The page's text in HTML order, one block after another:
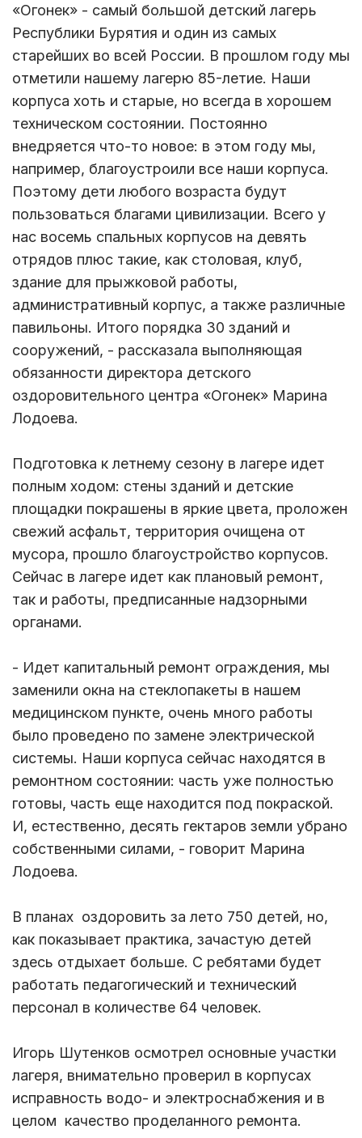
«Огонек» - самый большой детский лагерь
Республики Бурятия и один из самых
старейших во всей России. В прошлом году мы
отметили нашему лагерю 85-летие. Наши
корпуса хоть и старые, но всегда в хорошем
техническом состоянии. Постоянно
внедряется что-то новое: в этом году мы,
например, благоустроили все наши корпуса.
Поэтому дети любого возраста будут
пользоваться благами цивилизации. Всего у
нас восемь спальных корпусов на девять
отрядов плюс такие, как столовая, клуб,
здание для прыжковой работы,
административный корпус, а также различные
павильоны. Итого порядка 30 зданий и
сооружений, - рассказала выполняющая
обязанности директора детского
оздоровительного центра «Огонек» Марина
Лодоева.
Подготовка к летнему сезону в лагере идет
полным ходом: стены зданий и детские
площадки покрашены в яркие цвета, проложен
свежий асфальт, территория очищена от
мусора, прошло благоустройство корпусов.
Сейчас в лагере идет как плановый ремонт,
так и работы, предписанные надзорными
органами.
- Идет капитальный ремонт ограждения, мы
заменили окна на стеклопакеты в нашем
медицинском пункте, очень много работы
было проведено по замене электрической
системы. Наши корпуса сейчас находятся в
ремонтном состоянии: часть уже полностью
готовы, часть еще находится под покраской.
И, естественно, десять гектаров земли убрано
собственными силами, - говорит Марина
Лодоева.
В планах оздоровить за лето 750 детей, но,
как показывает практика, зачастую детей
здесь отдыхает больше. С ребятами будет
работать педагогический и технический
персонал в количестве 64 человек.
Игорь Шутенков осмотрел основные участки
лагеря, внимательно проверил в корпусах
исправность водо- и электроснабжения и в
целом качество проделанного ремонта.